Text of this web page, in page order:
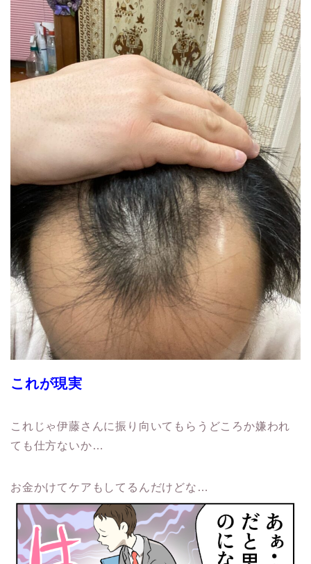
これが現実
これじゃ伊藤さんに振り向いてもらうどころか嫌われ
ても仕方ないか…
お金かけてケアもしてるんだけどな…